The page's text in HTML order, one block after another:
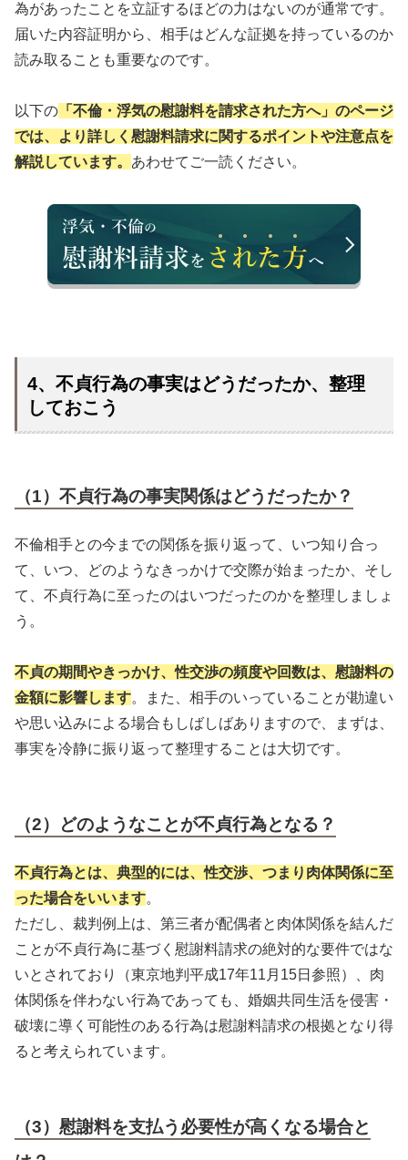
為があったことを立証するほどの力はないのが通常です。
届いた内容証明から、相手はどんな証拠を持っているのか
読み取ることも重要なのです。
以下の 「不倫・浮気の慰謝料を請求された方へ」のページ
では、より詳しく慰謝料請求に関するポイントや注意点を
解説しています。 あわせてご一読ください。
4、不貞行為の事実はどうだったか、整理
しておこう
（1）不貞行為の事実関係はどうだったか？
不倫相手との今までの関係を振り返って、いつ知り合っ
て、いつ、どのようなきっかけで交際が始まったか、そし
て、不貞行為に至ったのはいつだったのかを整理しましょ
う。
不貞の期間やきっかけ、性交渉の頻度や回数は、慰謝料の
金額に影響します。また、相手のいっていることが勘違い
や思い込みによる場合もしばしばありますので、まずは、
事実を冷静に振り返って整理することは大切です。
（2）どのようなことが不貞行為となる？
不貞行為とは、典型的には、性交渉、つまり肉体関係に至
った場合をいいます。
ただし、裁判例上は、第三者が配偶者と肉体関係を結んだ
ことが不貞行為に基づく慰謝料請求の絶対的な要件ではな
いとされており（東京地判平成17年11月15日参照）、肉
体関係を伴わない行為であっても、婚姻共同生活を侵害・
破壊に導く可能性のある行為は慰謝料請求の根拠となり得
ると考えられています。
（3）慰謝料を支払う必要性が高くなる場合と